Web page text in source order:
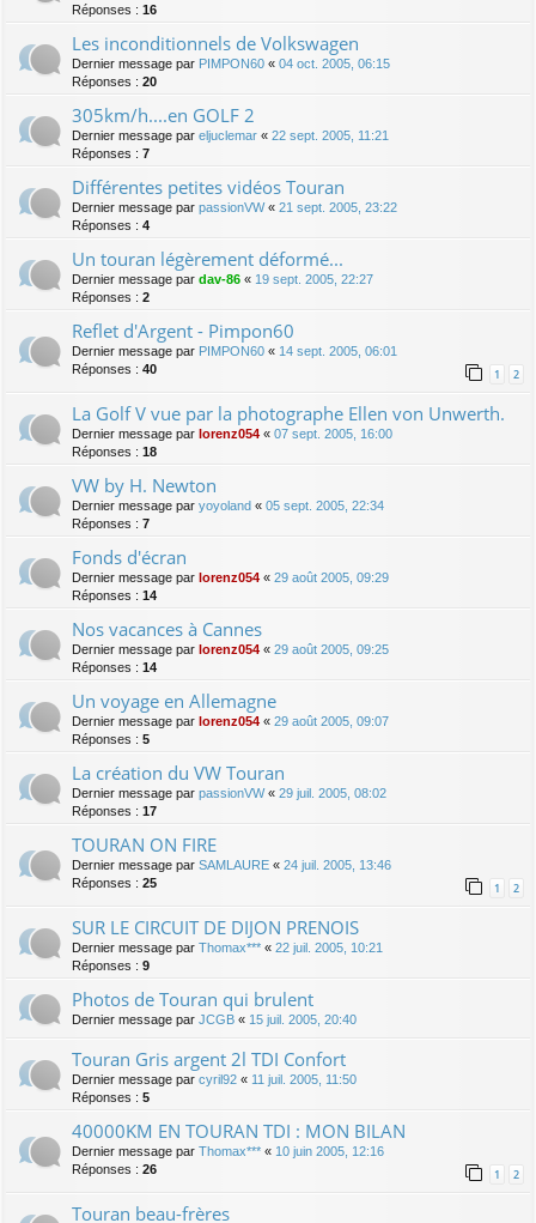
Réponses : 16
Les inconditionnels de Volkswagen
Dernier message par PIMPON60 « 04 oct. 2005, 06:15
Réponses : 20
305km/h....en GOLF 2
Dernier message par eljuclemar « 22 sept. 2005, 11:21
Réponses : 7
Différentes petites vidéos Touran
Dernier message par passionVW« 21 sept. 2005, 23:22
Réponses : 4
Un touran légèrement déformé...
Dernier message par dav-86 « 19 sept. 2005, 22:27
Réponses : 2
Reflet d'Argent - Pimpon60
Dernier message par PIMPON60 « 14 sept. 2005, 06:01
Réponses : 40 1 2
La Golf V vue par la photographe Ellen von Unwerth.
Dernier message par lorenz054 « 07 sept. 2005, 16:00
Réponses : 18
VW by H. Newton
Dernier message par yoyoland « 05 sept. 2005, 22:34
Réponses : 7
Fonds d'écran
Dernier message par lorenz054 « 29 août 2005, 09:29
Réponses : 14
Nos vacances à Cannes
Dernier message par lorenz054 « 29 août 2005, 09:25
Réponses : 14
Un voyage en Allemagne
Dernier message par lorenz054 « 29 août 2005, 09:07
Réponses : 5
La création du VW Touran
Dernier message par passionVW« 29 juil. 2005, 08:02
Réponses : 17
TOURAN ON FIRE
Dernier message par SAMLAURE « 24 juil. 2005, 13:46
Réponses : 25 1 2
SUR LE CIRCUIT DE DIJON PRENOIS
Dernier message par Thomax*** « 22 juil. 2005, 10:21
Réponses : 9
Photos de Touran qui brulent
Dernier message par JCGB « 15 juil. 2005, 20:40
Touran Gris argent 2l TDI Confort
Dernier message par cyril92 « 11 juil. 2005, 11:50
Réponses : 5
40000KM EN TOURAN TDI : MON BILAN
Dernier message par Thomax*** « 10 juin 2005, 12:16
Réponses : 26 1 2
Touran beau-frères